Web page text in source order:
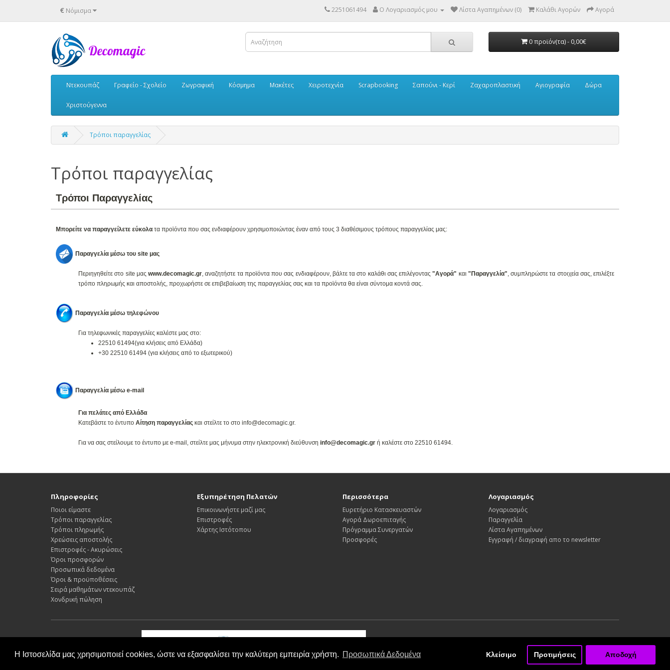
Η Ιστοσελίδα μας χρησιμοποιεί cookies, ώστε να εξασφαλίσει την καλύτερη εμπειρία χρήστη. Προσωπικά Δεδομένα Κλείσιμο Προτιμήσεις Αποδοχή
€ Νόμισμα 2251061494 Ο Λογαριασμός μου Λίστα Αγαπημένων (0) Καλάθι Αγορών Αγορά
0 προϊόν(τα) - 0,00€
Ντεκουπάζ Γραφείο - Σχολείο Ζωγραφική Κόσμημα Μακέτες Χειροτεχνία Scrapbooking Σαπούνι - Κερί Ζαχαροπλαστική Αγιογραφία Δώρα
Χριστούγεννα
Τρόποι παραγγελίας
Τρόποι παραγγελίας
Τρόποι Παραγγελίας
Μπορείτε να παραγγείλετε εύκολα τα προϊόντα που σας ενδιαφέρουν χρησιμοποιώντας έναν από τους 3 διαθέσιμους τρόπους παραγγελίας μας:
Παραγγελία μέσω του site μας
Περιηγηθείτε στο site μας www.decomagic.gr, αναζητήστε τα προϊόντα που σας ενδιαφέρουν, βάλτε τα στο καλάθι σας επιλέγοντας"Αγορά" και "Παραγγελία", συμπληρώστε τα στοιχεία σας, επιλέξτε
τρόπο πληρωμής και αποστολής, προχωρήστε σε επιβεβαίωση της παραγγελίας σας και τα προϊόντα θα είναι σύντομα κοντά σας.
Παραγγελία μέσω τηλεφώνου
Για τηλεφωνικές παραγγελίες καλέστε μας στο:
22510 61494(για κλήσεις από Ελλάδα)
+30 22510 61494 (για κλήσεις από το εξωτερικού)
Παραγγελία μέσω e-mail
Για πελάτες από Ελλάδα
Kατεβάστε το έντυπο Αίτηση παραγγελίας και στείλτε το στο info@decomagic.gr.
Για να σας στείλουμε το έντυπο με e-mail, στείλτε μας μήνυμα στην ηλεκτρονική διεύθυνση info@decomagic.gr ή καλέστε στο 22510 61494.
Πληροφορίες
Ποιοι είμαστε
Τρόποι παραγγελίας
Τρόποι πληρωμής
Χρεώσεις αποστολής
Επιστροφές - Ακυρώσεις
Όροι προσφορών
Προσωπικά δεδομένα
Όροι & προϋποθέσεις
Σειρά μαθημάτων ντεκουπάζ
Χονδρική πώληση
Εξυπηρέτηση Πελατών
Επικοινωνήστε μαζί μας
Επιστροφές
Χάρτης Ιστότοπου
Περισσότερα
Ευρετήριο Κατασκευαστών
Αγορά Δωροεπιταγής
Πρόγραμμα Συνεργατών
Προσφορές
Λογαριασμός
Λογαριασμός
Παραγγελία
Λίστα Αγαπημένων
Εγγραφή / διαγραφή απο το newsletter